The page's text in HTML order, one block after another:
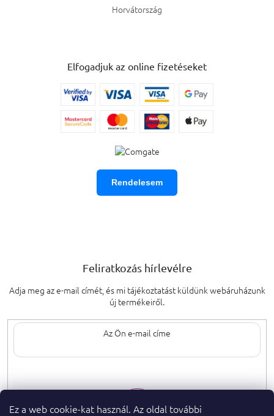
Ez a web cookie-kat használ. Az oldal további
Horvátország
Elfogadjuk az online fizetéseket
Rendelesem
Feliratkozás hírlevélre
Adja meg az e-mail címét, és mi tájékoztatást küldünk webáruházunk
új termékeiről.
feltételeit.